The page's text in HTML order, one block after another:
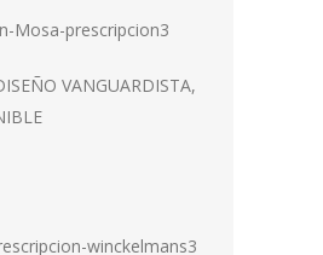
VANGUARDISTA,